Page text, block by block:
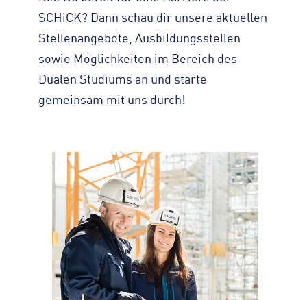
SCHiCK? Dann schau dir unsere aktuellen
Stellenangebote, Ausbildungsstellen
sowie Möglichkeiten im Bereich des
Dualen Studiums an und starte
gemeinsam mit uns durch!